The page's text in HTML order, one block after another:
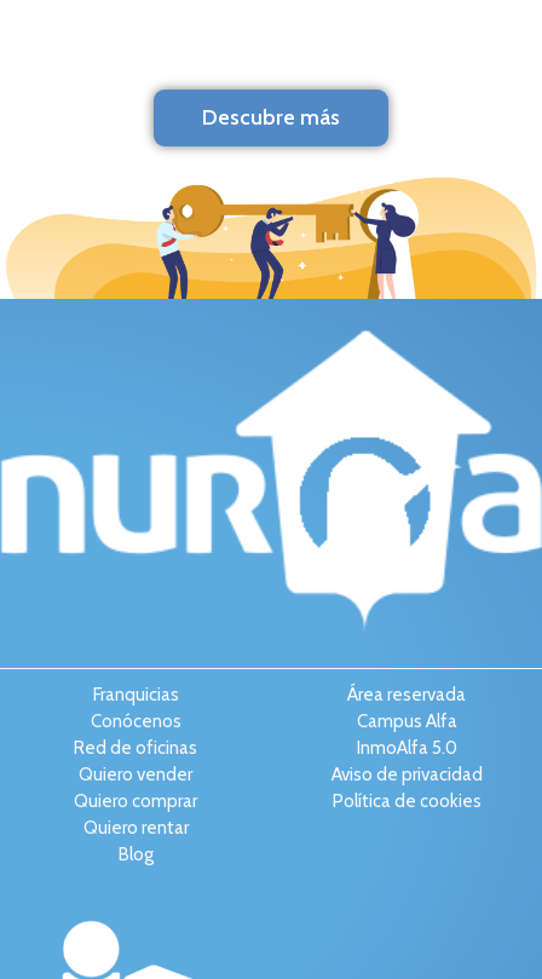
Descubre más
Franquicias
Conócenos
Red de oficinas
Quiero vender
Quiero comprar
Quiero rentar
Blog
Área reservada
Campus Alfa
InmoAlfa 5.0
Aviso de privacidad
Política de cookies